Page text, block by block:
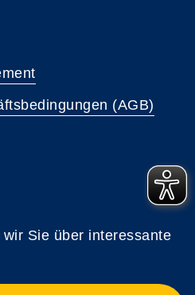
(AGB)
Sie über interessante